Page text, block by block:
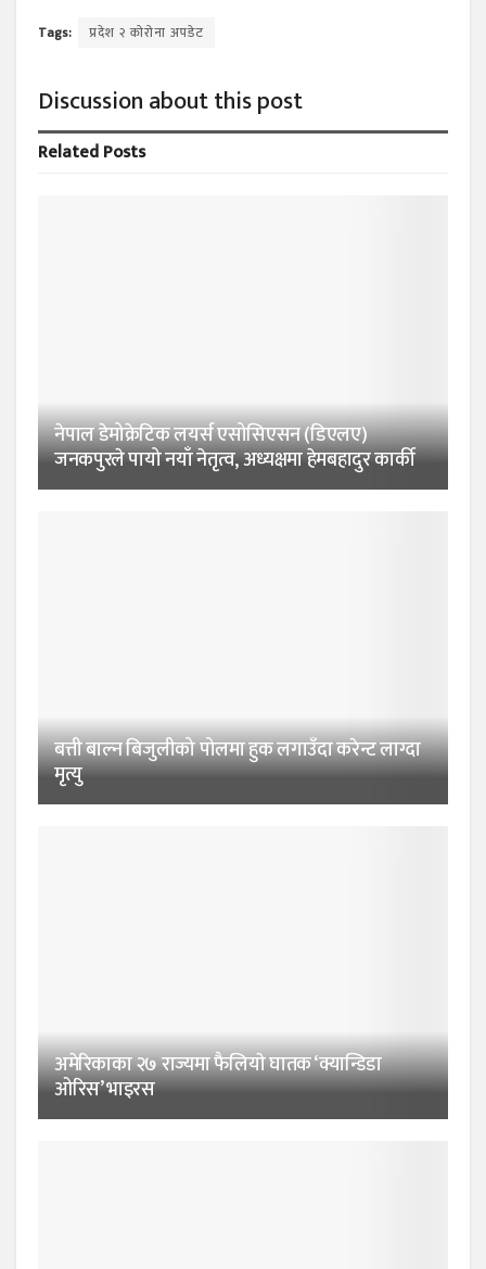
Tags: प्रदेश २ कोरोना अपडेट
Discussion about this post
RelatedPosts
नेपाल डेमोक्रेटिक लयर्स एसोसिएसन (डिएलए)
जनकपुरले पायो नयाँ नेतृत्व, अध्यक्षमा हेमबहादुर कार्की
बत्ती बाल्न बिजुलीको पोलमा हुक लगाउँदा करेन्ट लाग्दा
मृत्यु
अमेरिकाका २७ राज्यमा फैलियाे घातक ‘क्यान्डिडा
ओरिस’ भाइरस